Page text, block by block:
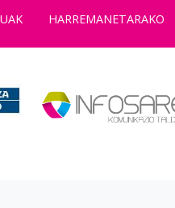
HARREMANETARAKO